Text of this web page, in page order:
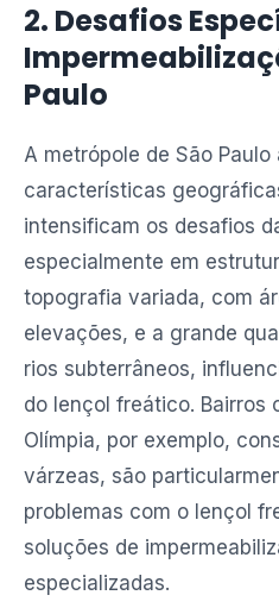
2. Desafios
Paulo
A metrópole de São Paulo
características
intensificam os desafios
especialmente em
topografia variada, com
elevações, e a grande
rios subterrâneos,
do lençol freático. Bairros
Olímpia, por exemplo,
várzeas, são
problemas com o lençol
soluções de
especializadas.